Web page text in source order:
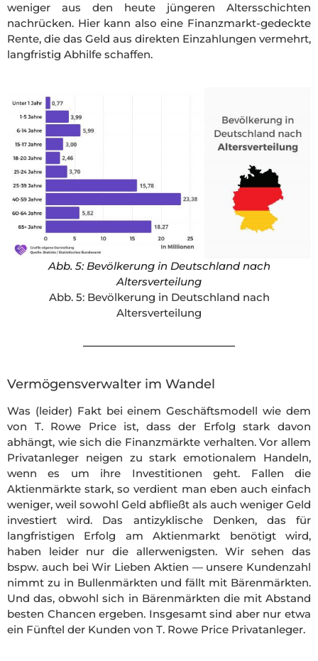
weniger aus den heute jüngeren Altersschichten
nachrücken. Hier kann also eine Finanzmarkt-gedeckte
Rente, die das Geld aus direkten Einzahlungen vermehrt,
langfristig Abhilfe schaffen.
Abb. 5: Bevölkerung in Deutschland nach
Altersverteilung
Abb. 5: Bevölkerung in Deutschland nach
Altersverteilung
Vermögensverwalter im Wandel
Was (leider) Fakt bei einem Geschäftsmodell wie dem
von T. Rowe Price ist, dass der Erfolg stark davon
abhängt, wie sich die Finanzmärkte verhalten. Vor allem
Privatanleger neigen zu stark emotionalem Handeln,
wenn es um ihre Investitionen geht. Fallen die
Aktienmärkte stark, so verdient man eben auch einfach
weniger, weil sowohl Geld abfließt als auch weniger Geld
investiert wird. Das antizyklische Denken, das für
langfristigen Erfolg am Aktienmarkt benötigt wird,
haben leider nur die allerwenigsten. Wir sehen das
bspw. auch bei Wir Lieben Aktien — unsere Kundenzahl
nimmt zu in Bullenmärkten und fällt mit Bärenmärkten.
Und das, obwohl sich in Bärenmärkten die mit Abstand
besten Chancen ergeben. Insgesamt sind aber nur etwa
ein Fünftel der Kunden von T. Rowe Price Privatanleger.